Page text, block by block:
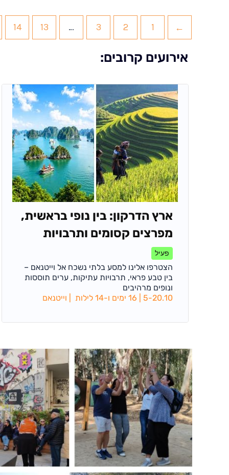
→
1
2
3
…
13
14
אירועים קרובים:
ארץ הדרקון: בין נופי בראשית,
מפרצים קסומים ותרבויות
מרתקות בוייטנאם
פעיל
הצטרפו אלינו למסע בלתי נשכח אל וייטנאם –
בין טבע פראי, תרבויות עתיקות, ערים תוססות
ונופים מרהיבים
5-20.10 | 16 ימים ו-14 לילות | וייטנאם